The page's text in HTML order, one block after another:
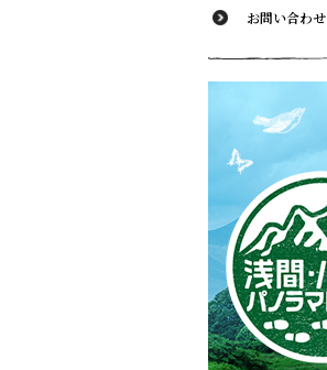
お問い合わせ